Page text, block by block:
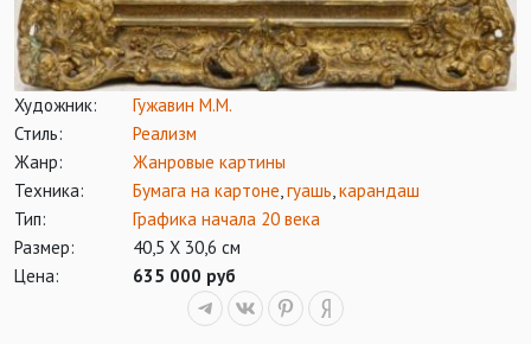
Художник:
Гужавин М.М.
Стиль:
Реализм
Жанр:
Жанровые картины
Техника:
Бумага на картоне,гуашь,карандаш
Тип:
Графика начала 20 века
Размер:
40,5 Х 30,6 см
Цена:
635 000 руб